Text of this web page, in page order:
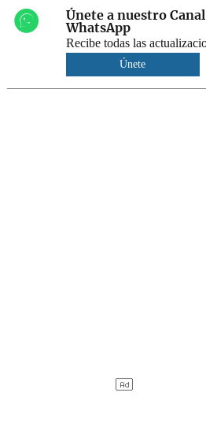
Únete a nuestro
WhatsApp
Recibe todas las
Únete